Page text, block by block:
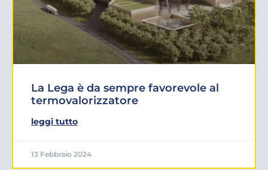
La Lega è da sempre favorevole al
termovalorizzatore
leggi tutto
13 Febbraio 2024